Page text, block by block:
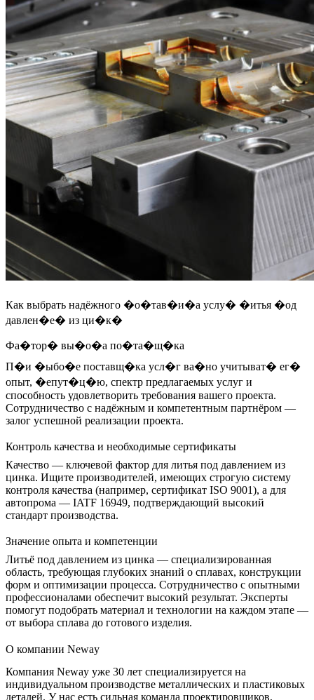
Как выбрать надёжного �о�тав�и�а услу� �итья �од
давлен�е� из ци�к�
Фа�тор� вы�о�а по�та�щ�ка
П�и �ыбо�е поставщ�ка усл�г ва�но учитыват� ег�
опыт, �епут�ц�ю, спектр предлагаемых услуг и
способность удовлетворить требования вашего проекта.
Сотрудничество с надёжным и компетентным партнёром —
залог успешной реализации проекта.
Контроль качества и необходимые сертификаты
Качество — ключевой фактор для литья под давлением из
цинка. Ищите производителей, имеющих строгую систему
контроля качества (например, сертификат ISO 9001), а для
автопрома — IATF 16949, подтверждающий высокий
стандарт производства.
Значение опыта и компетенции
Литьё под давлением из цинка — специализированная
область, требующая глубоких знаний о сплавах, конструкции
форм и оптимизации процесса. Сотрудничество с опытными
профессионалами обеспечит высокий результат. Эксперты
помогут подобрать материал и технологии на каждом этапе —
от выбора сплава до готового изделия.
О компании Neway
Компания Neway уже 30 лет специализируется на
индивидуальном производстве металлических и пластиковых
деталей. У нас есть сильная команда проектировщиков,